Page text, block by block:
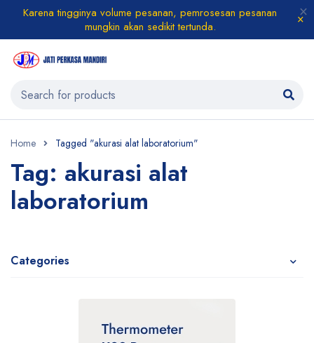
Karena tingginya volume pesanan, pemrosesan pesanan
mungkin akan sedikit tertunda.
Home Tagged "akurasi alat laboratorium"
Tag: akurasi alat
laboratorium
Categories